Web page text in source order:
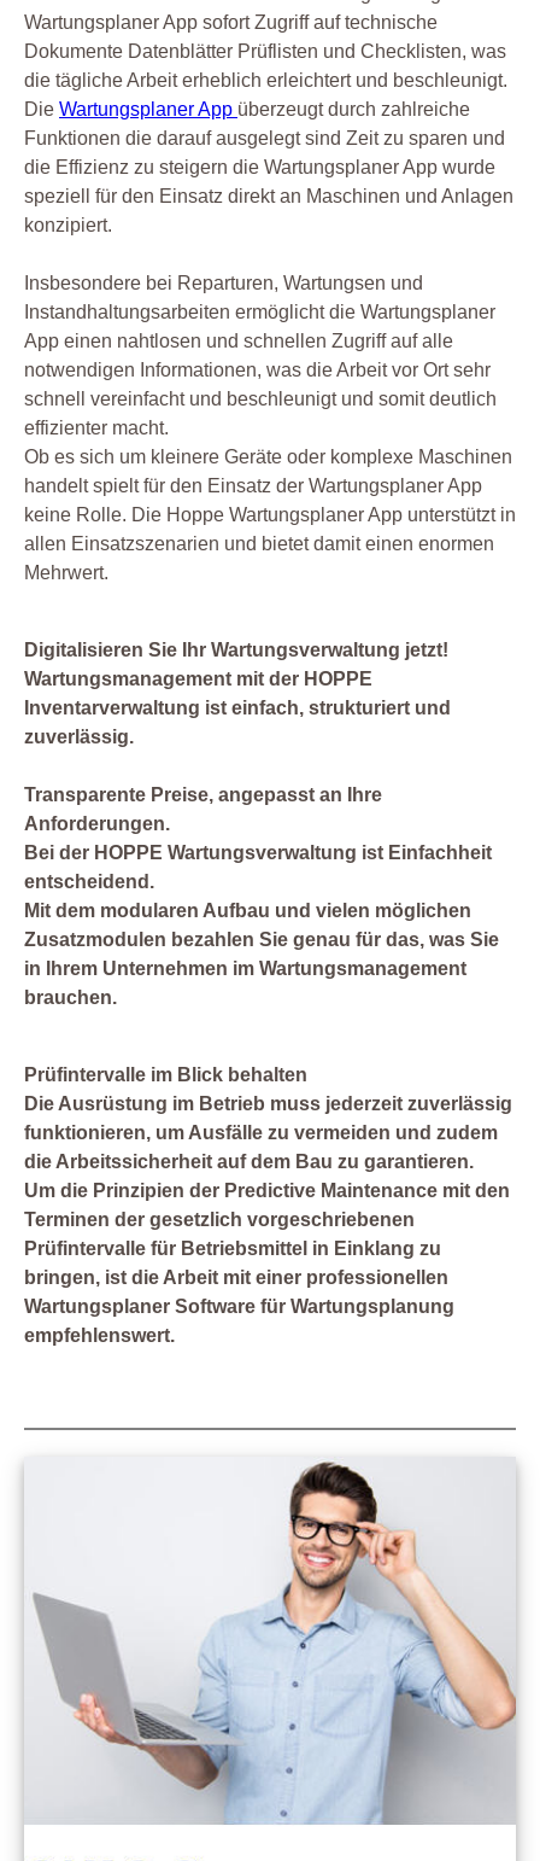
Wartungsplaner App sofort Zugriff auf technische
Dokumente Datenblätter Prüflisten und Checklisten, was
die tägliche Arbeit erheblich erleichtert und beschleunigt.
Die Wartungsplaner App überzeugt durch zahlreiche
Funktionen die darauf ausgelegt sind Zeit zu sparen und
die Effizienz zu steigern die Wartungsplaner App wurde
speziell für den Einsatz direkt an Maschinen und Anlagen
konzipiert.
Insbesondere bei Reparturen, Wartungsen und
Instandhaltungsarbeiten ermöglicht die Wartungsplaner
App einen nahtlosen und schnellen Zugriff auf alle
notwendigen Informationen, was die Arbeit vor Ort sehr
schnell vereinfacht und beschleunigt und somit deutlich
effizienter macht.
Ob es sich um kleinere Geräte oder komplexe Maschinen
handelt spielt für den Einsatz der Wartungsplaner App
keine Rolle. Die Hoppe Wartungsplaner App unterstützt in
allen Einsatzszenarien und bietet damit einen enormen
Mehrwert.
Digitalisieren Sie Ihr Wartungsverwaltung jetzt!
Wartungsmanagement mit der HOPPE
Inventarverwaltung ist einfach, strukturiert und
zuverlässig.
Transparente Preise, angepasst an Ihre
Anforderungen.
Bei der HOPPE Wartungsverwaltung ist Einfachheit
entscheidend.
Mit dem modularen Aufbau und vielen möglichen
Zusatzmodulen bezahlen Sie genau für das, was Sie
in Ihrem Unternehmen im Wartungsmanagement
brauchen.
Prüfintervalle im Blick behalten
Die Ausrüstung im Betrieb muss jederzeit zuverlässig
funktionieren, um Ausfälle zu vermeiden und zudem
die Arbeitssicherheit auf dem Bau zu garantieren.
Um die Prinzipien der Predictive Maintenance mit den
Terminen der gesetzlich vorgeschriebenen
Prüfintervalle für Betriebsmittel in Einklang zu
bringen, ist die Arbeit mit einer professionellen
Wartungsplaner Software für Wartungsplanung
empfehlenswert.